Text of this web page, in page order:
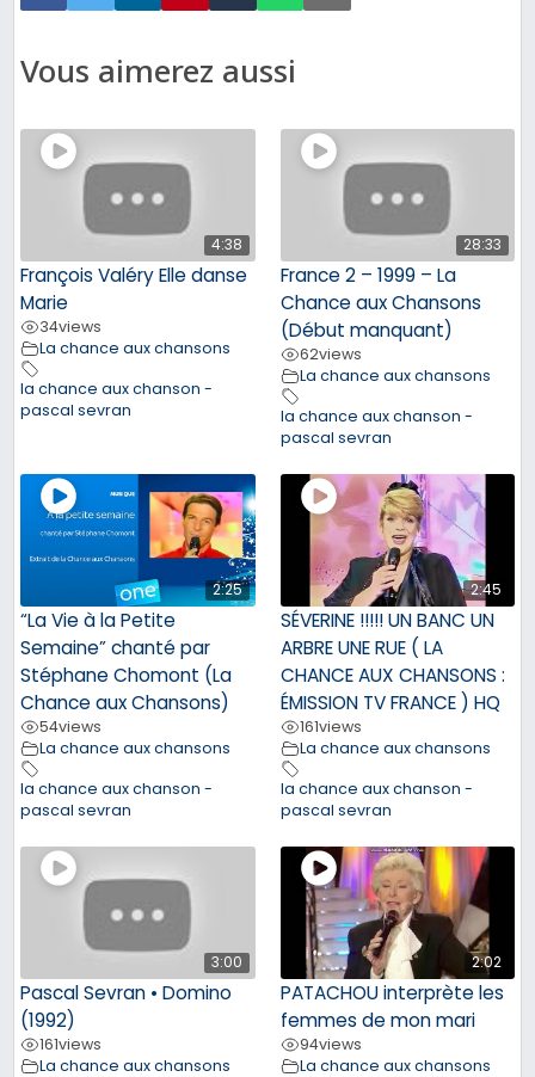
Vous aimerez aussi
4:38
François Valéry Elle danse
Marie
34views
La chance aux chansons
la chance aux chanson -
pascal sevran
28:33
France 2 – 1999 – La
Chance aux Chansons
(Début manquant)
62views
La chance aux chansons
la chance aux chanson -
pascal sevran
2:25
“La Vie à la Petite
Semaine” chanté par
Stéphane Chomont (La
Chance aux Chansons)
54views
La chance aux chansons
la chance aux chanson -
pascal sevran
2:45
SÉVERINE !!!!! UN BANC UN
ARBRE UNE RUE ( LA
CHANCE AUX CHANSONS :
ÉMISSION TV FRANCE ) HQ
161views
La chance aux chansons
la chance aux chanson -
pascal sevran
3:00
Pascal Sevran • Domino
(1992)
161views
La chance aux chansons
2:02
PATACHOU interprète les
femmes de mon mari
94views
La chance aux chansons